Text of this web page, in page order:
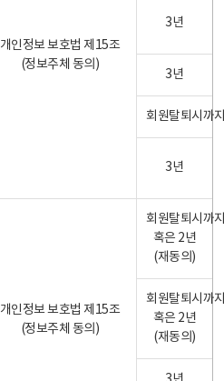
개인정보 보호법 제15조
(정보주체 동의)
3년
3년
회원탈퇴시까
3년
개인정보 보호법 제15조
(정보주체 동의)
회원탈퇴시까
혹은 2년
(재동의)
회원탈퇴시까
혹은 2년
(재동의)